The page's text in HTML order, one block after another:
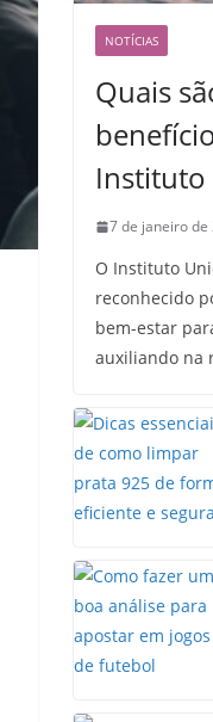
NOTÍCIAS
Quais
Instituto
7 de janeiro de
O Instituto
reconhecido
bem-estar
auxiliando na